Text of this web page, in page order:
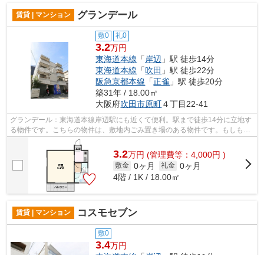
賃貸 | マンション グランデール
敷0 礼0
3.2万円
東海道本線 「岸辺 」駅 徒歩14分
東海道本線 「吹田 」駅 徒歩22分
阪急京都本線 「正雀 」駅 徒歩20分
築31年 / 18.00㎡
大阪府吹田市原町４丁目22-41
グランデール：東海道本線岸辺駅にも近くて便利。駅まで徒歩14分に立地す
る物件です。こちらの物件は、敷地内ごみ置き場のある物件です。もしもの
ときの地震にも心強い鉄骨造物件。ミ...
3.2万円 (管理費等：4,000円 )
敷金 0ヶ月 礼金 0ヶ月
4階 / 1K / 18.00㎡
賃貸 | マンション コスモセブン
敷0
3.4万円